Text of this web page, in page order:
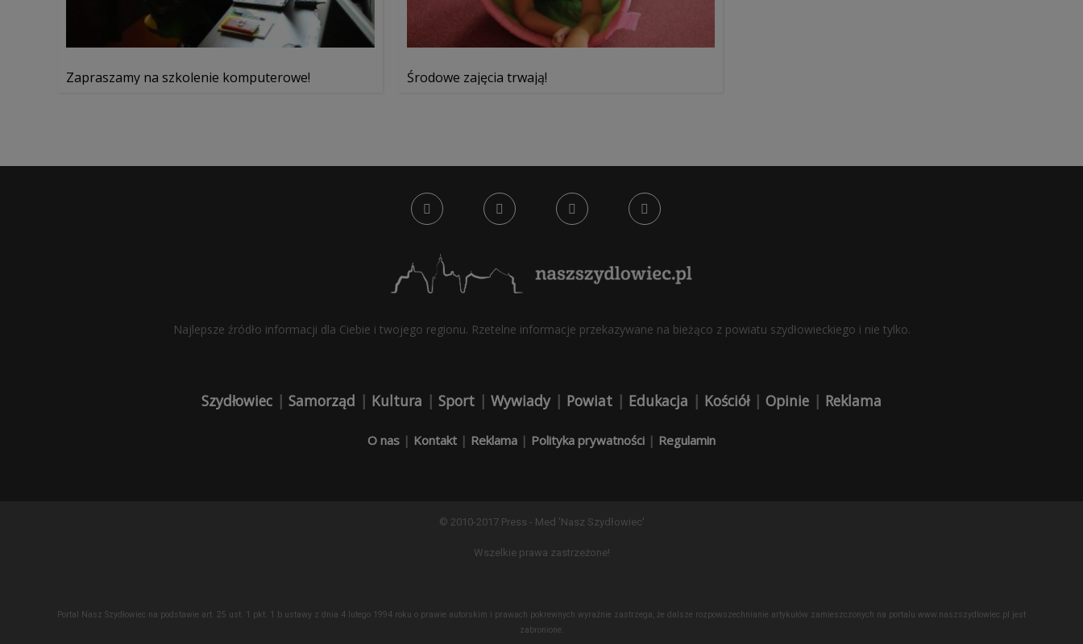
Zapraszamy na szkolenie komputerowe! Środowe zajęcia trwają!
Najlepsze źródło informacji dla Ciebie i twojego regionu. Rzetelne informacje przekazywane na bieżąco z powiatu szydłowieckiego i nie tylko.
Szydłowiec | Samorząd | Kultura | Sport | Wywiady| Powiat | Edukacja | Kościół| Opinie | Reklama
O nas | Kontakt | Reklama | Polityka prywatności | Regulamin
© 2010-2017 Press - Med 'Nasz Szydłowiec'
Wszelkie prawa zastrzeżone!
Portal Nasz Szydłowiec na podstawie art. 25 ust. 1 pkt. 1 b ustawy z dnia 4 lutego 1994 roku o prawie autorskim i prawach pokrewnych wyraźnie zastrzega, że dalsze rozpowszechnianie artykułów zamieszczonych na portalu www.naszszydlowiec.pl jest
zabronione.